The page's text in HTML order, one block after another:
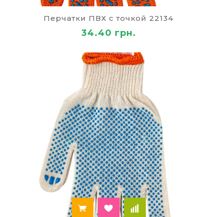
ткаными отворотами для большего удобства и
защиты от агрессивных сред и механических
специальные перчатки рабочие
Прежде чем купить перчатки резиновые
хозяйственные, определите, какая вам
необходима защита:
механические воздействия;
загрязнения;
искры, горячие предметы;
щелочи, кислоты, токсичные вещества.
Степень защиты также может быть разной.
Например, простыехозяйственные перчатки
не защитят руки от проколов, только от легких
царапин или порезов. Для более надежной
защиты следует купить рабочие перчатки с
нитриловым или полиуретановым покрытием. В
зависимости от предназначения, рабочие
Перчатки ПВХ с точкой 22134
34.40 грн.